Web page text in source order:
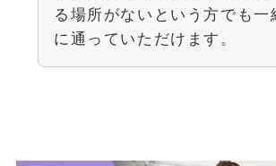
る場所がないという方でも一
に通っていただけます。